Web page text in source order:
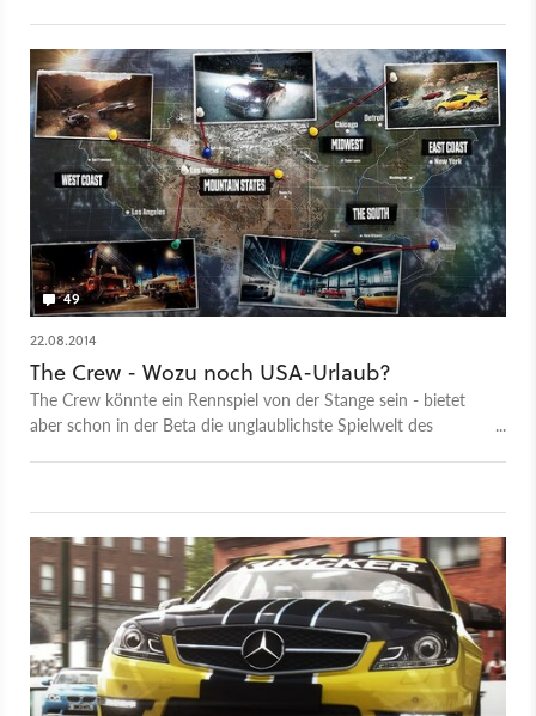
49
22.08.2014
The Crew - Wozu noch USA-Urlaub?
The Crew könnte ein Rennspiel von der Stange sein - bietet
aber schon in der Beta die unglaublichste Spielwelt des